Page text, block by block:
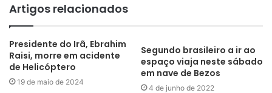
Artigos relacionados
Presidente do Irã, Ebrahim
Raisi, morre em acidente
de Helicóptero
19 de maio de 2024
Segundo brasileiro a ir ao
espaço viaja neste sábado
em nave de Bezos
4 de junho de 2022